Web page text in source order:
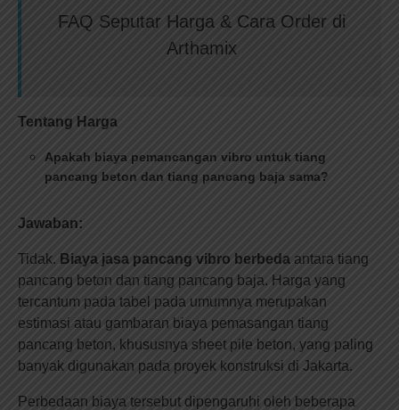
FAQ Seputar Harga & Cara Order di
Arthamix
Tentang Harga
Apakah biaya pemancangan vibro untuk tiang
pancang beton dan tiang pancang baja sama?
Jawaban:
Tidak. Biaya jasa pancang vibro berbeda antara tiang
pancang beton dan tiang pancang baja. Harga yang
tercantum pada tabel pada umumnya merupakan
estimasi atau gambaran biaya pemasangan tiang
pancang beton, khususnya sheet pile beton, yang paling
banyak digunakan pada proyek konstruksi di Jakarta.
Perbedaan biaya tersebut dipengaruhi oleh beberapa